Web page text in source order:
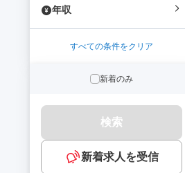
年収
すべての条件をクリア
新着のみ
検索
新着求人を受信